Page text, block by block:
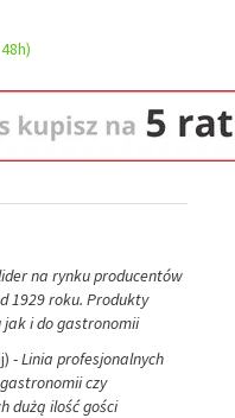
na rynku producentów
1929 roku. Produkty
jak i do gastronomii
-Linia profesjonalnych
czy
dużą ilość gości